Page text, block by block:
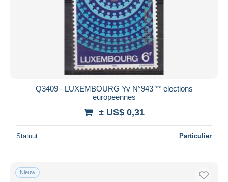
Q3409 - LUXEMBOURG Yv N°943 ** elections
europeennes
± US$ 0,31
Statuut Particulier
Nieuw